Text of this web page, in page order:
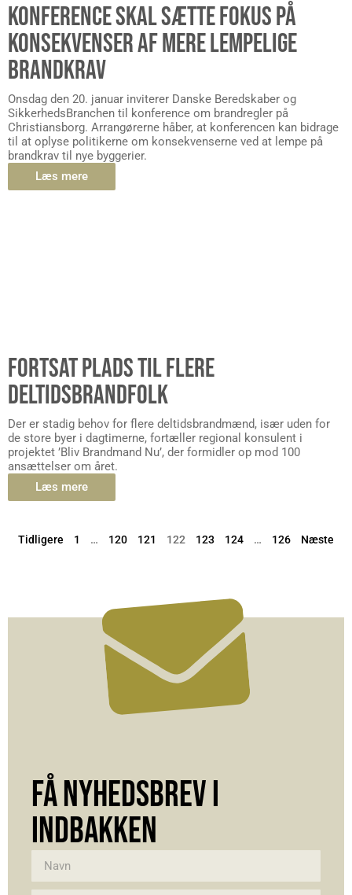
KONFERENCE SKAL SÆTTE FOKUS PÅ
KONSEKVENSER AF MERE LEMPELIGE
BRANDKRAV
Onsdag den 20. januar inviterer Danske Beredskaber og
SikkerhedsBranchen til konference om brandregler på
Christiansborg. Arrangørerne håber, at konferencen kan bidrage
til at oplyse politikerne om konsekvenserne ved at lempe på
brandkrav til nye byggerier.
Læs mere
FORTSAT PLADS TIL FLERE
DELTIDSBRANDFOLK
Der er stadig behov for flere deltidsbrandmænd, især uden for
de store byer i dagtimerne, fortæller regional konsulent i
projektet ’Bliv Brandmand Nu’, der formidler op mod 100
ansættelser om året.
Læs mere
Tidligere 1 … 120 121 122 123 124 … 126 Næste
FÅ NYHEDSBREV I
INDBAKKEN